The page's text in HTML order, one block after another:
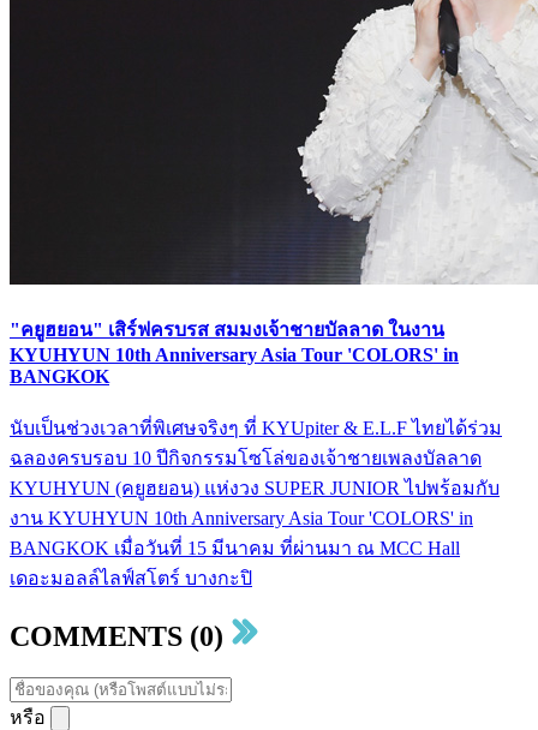
"คยูฮยอน" เสิร์ฟ​ครบรส สมมงเจ้าชายบัลลาด ในงาน
KYUHYUN 10th Anniversary Asia Tour 'COLORS' in
BANGKOK
นับเป็นช่วงเวลาที่พิเศษจริงๆ ที่ KYUpiter & E.L.F ไทยได้ร่วม
ฉลองครบรอบ 10 ปีกิจกรรมโซโล่ของเจ้าชายเพลงบัลลาด
KYUHYUN (คยูฮยอน) แห่งวง SUPER JUNIOR ไปพร้อมกับ
งาน KYUHYUN 10th Anniversary Asia Tour 'COLORS' in
BANGKOK เมื่อวันที่ 15 มีนาคม ที่ผ่านมา ณ MCC Hall
เดอะมอลล์ไลฟ์สโตร์ บางกะปิ
COMMENTS (0)
หรือ